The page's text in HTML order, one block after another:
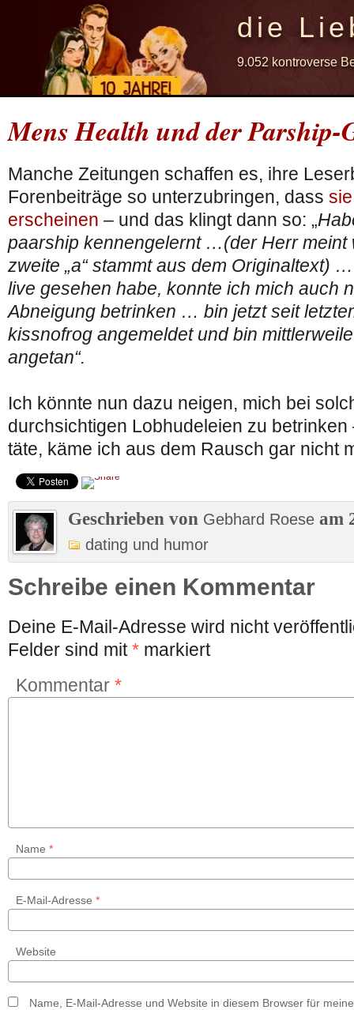
die
9.052 kontroverse
Mens Health und der Parship-
Manche Zeitungen schaffen es, ihre
Forenbeiträge so unterzubringen, dass
erscheinen – und das klingt dann so: „
paarship kennengelernt …(der Herr meint
zweite „a“ stammt aus dem Originaltext)
live gesehen habe, konnte ich mich auch
Abneigung betrinken … bin jetzt seit
kissnofrog angemeldet und bin
angetan“.
Ich könnte nun dazu neigen, mich bei
durchsichtigen Lobhudeleien zu
täte, käme ich aus dem Rausch gar nicht
Geschrieben von Gebhard Roese am
dating und humor
Schreibe einen Kommentar
Deine E-Mail-Adresse wird nicht
Felder sind mit* markiert
Kommentar *
Name *
E-Mail-Adresse *
Website
Name, E-Mail-Adresse und Website in diesem Browser für